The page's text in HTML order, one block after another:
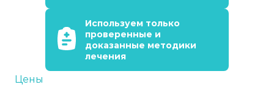
Используем только
проверенные и
доказанные методики
лечения
Цены